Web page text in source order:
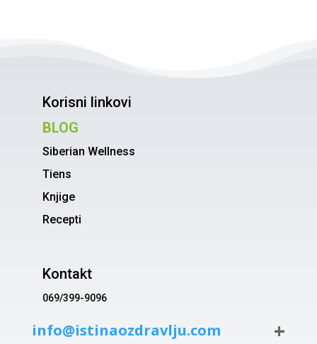
Korisni linkovi
BLOG
Siberian Wellness
Tiens
Knjige
Recepti
Kontakt
069/399-9096
info@istinaozdravlju.com